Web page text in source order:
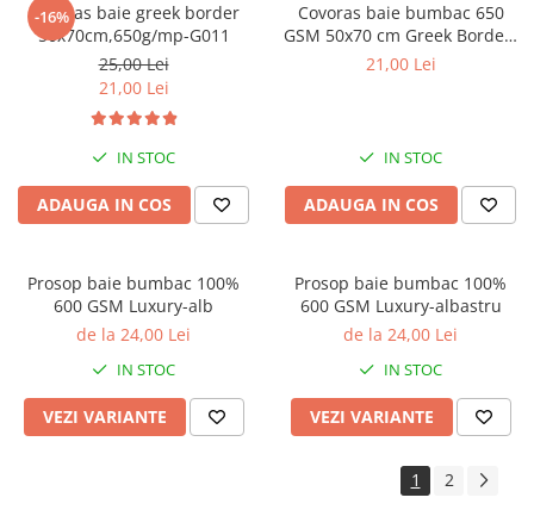
-16%
Covoras baie greek border
50x70cm,650g/mp-G011
25,00 Lei
21,00 Lei
IN STOC
ADAUGA IN COS
Covoras baie bumbac 650
GSM 50x70 cm Greek Border-
alb
21,00 Lei
IN STOC
ADAUGA IN COS
Prosop baie bumbac 100%
600 GSM Luxury-alb
de la 24,00 Lei
IN STOC
VEZI VARIANTE
Prosop baie bumbac 100%
600 GSM Luxury-albastru
de la 24,00 Lei
IN STOC
VEZI VARIANTE
1 2